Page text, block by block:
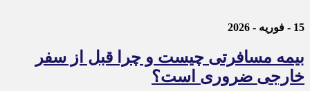
15 - فوریه - 2026
بیمه مسافرتی چیست و چرا قبل از سفر
خارجی ضروری است؟